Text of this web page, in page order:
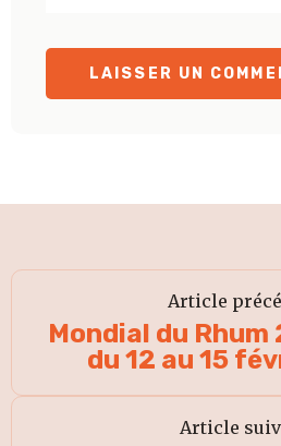
Article
Mondial du
du 12 au 15
Article